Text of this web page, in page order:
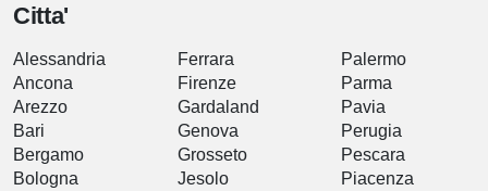
Citta'
Alessandria
Ancona
Arezzo
Bari
Bergamo
Bologna
Ferrara
Firenze
Gardaland
Genova
Grosseto
Jesolo
Palermo
Parma
Pavia
Perugia
Pescara
Piacenza